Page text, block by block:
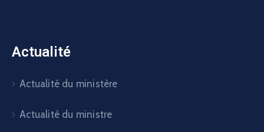
Actualité
Actualité du ministère
Actualité du ministre